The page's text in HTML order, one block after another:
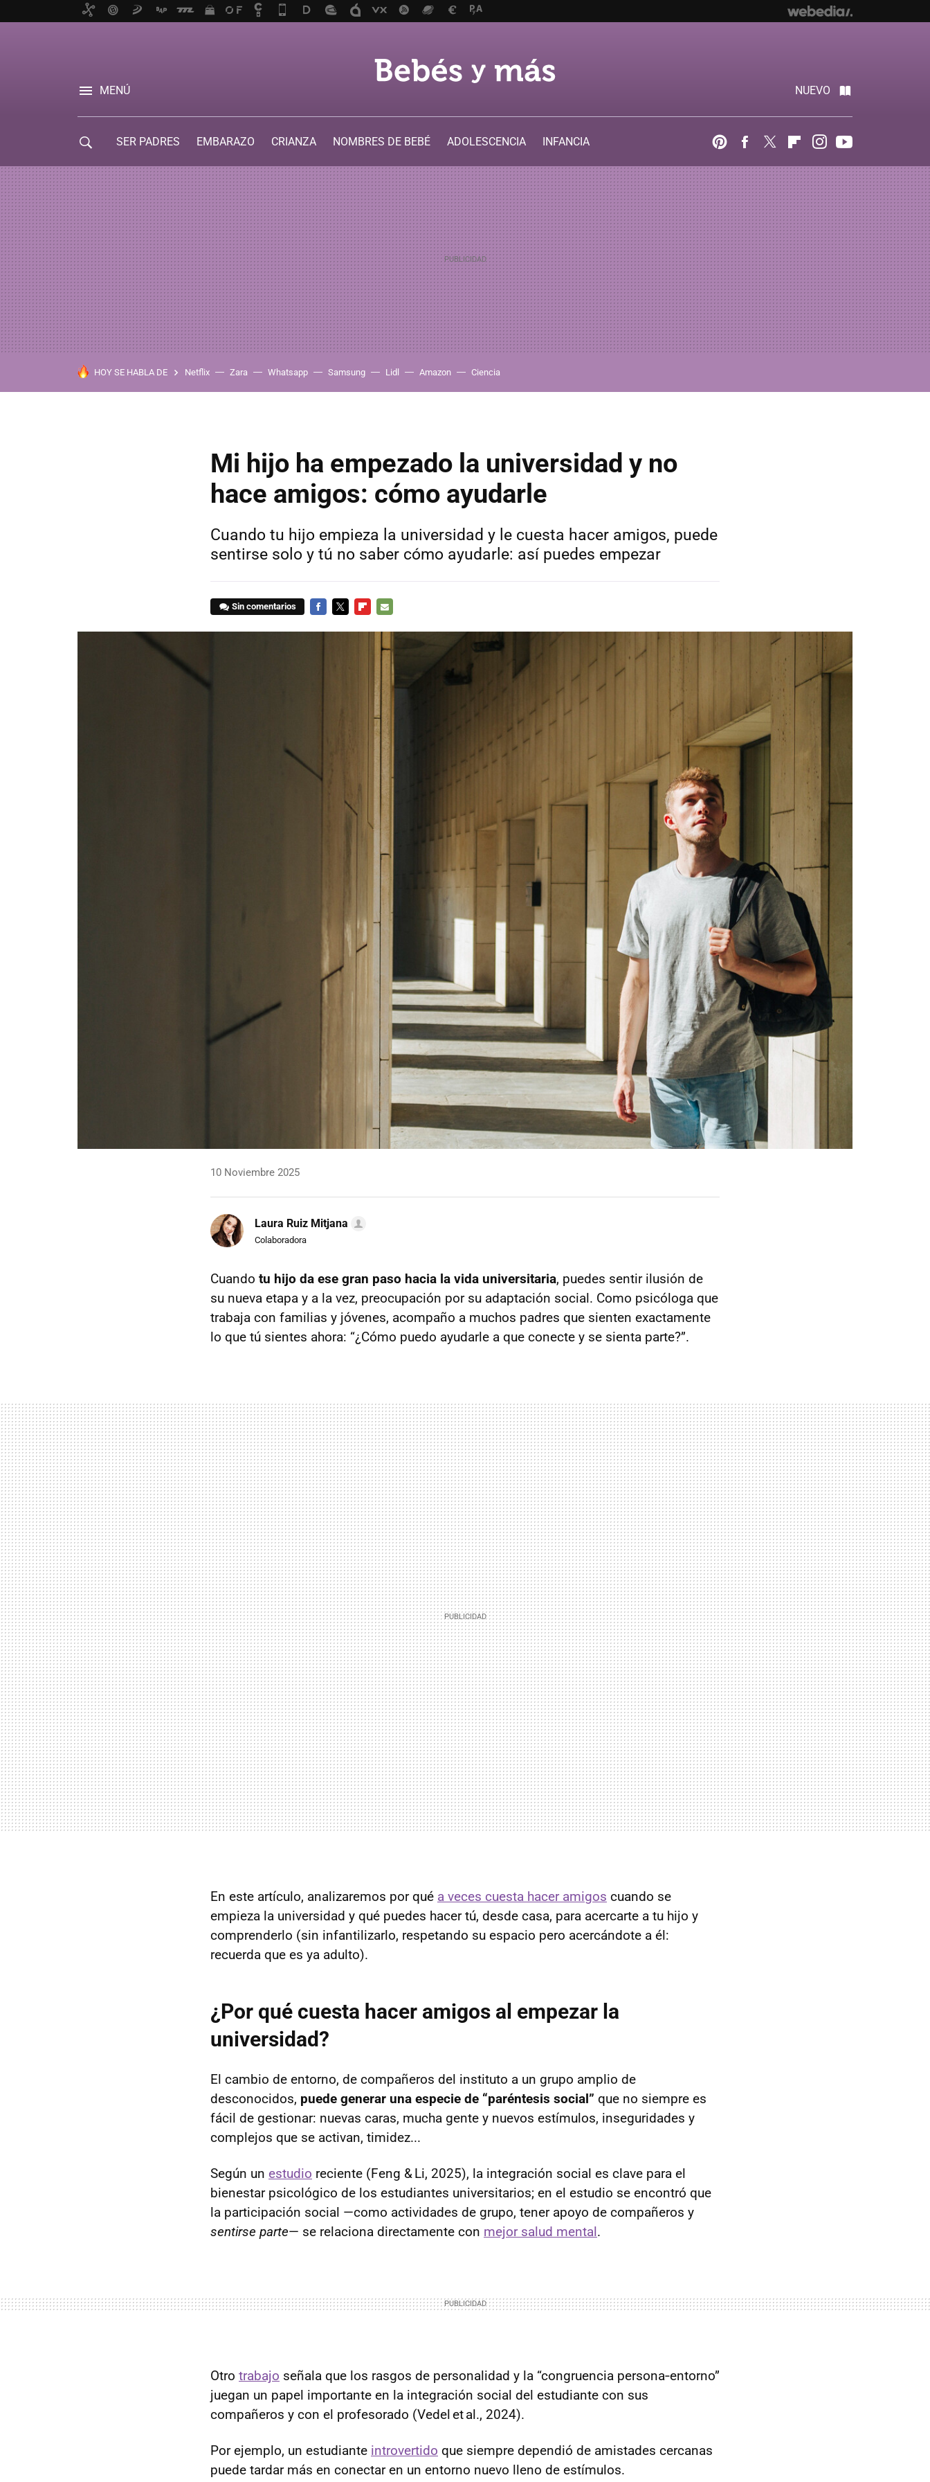
MENÚ NUEVO
SER PADRES EMBARAZO CRIANZA NOMBRES DE BEBÉ ADOLESCENCIA
INFANCIA
PinterestFacebook
Twitter FlipboardInstagram
HOY SE HABLA DE Netflix Zara Whatsapp Samsung Lidl Amazon Ciencia
Mi hijo ha empezado la universidad y no
hace amigos: cómo ayudarle
Cuando tu hijo empieza la universidad y le cuesta hacer amigos, puede
sentirse solo y tú no saber cómo ayudarle: así puedes empezar
Sin comentarios
10 Noviembre 2025
Laura Ruiz Mitjana
Colaboradora
Cuando tu hijo da ese gran paso hacia la vida universitaria, puedes sentir ilusión de
su nueva etapa y a la vez, preocupación por su adaptación social. Como psicóloga que
trabaja con familias y jóvenes, acompaño a muchos padres que sienten exactamente
lo que tú sientes ahora: “¿Cómo puedo ayudarle a que conecte y se sienta parte?”.
En este artículo, analizaremos por qué a veces cuesta hacer amigos cuando se
empieza la universidad y qué puedes hacer tú, desde casa, para acercarte a tu hijo y
comprenderlo (sin infantilizarlo, respetando su espacio pero acercándote a él:
recuerda que es ya adulto).
¿Por qué cuesta hacer amigos al empezar la
universidad?
El cambio de entorno, de compañeros del instituto a un grupo amplio de
desconocidos, puede generar una especie de “paréntesis social” que no siempre es
fácil de gestionar: nuevas caras, mucha gente y nuevos estímulos, inseguridades y
complejos que se activan, timidez...
Según un estudio reciente (Feng & Li, 2025), la integración social es clave para el
bienestar psicológico de los estudiantes universitarios; en el estudio se encontró que
la participación social —como actividades de grupo, tener apoyo de compañeros y
sentirse parte— se relaciona directamente con mejor salud mental.
Otro trabajo señala que los rasgos de personalidad y la “congruencia persona‑entorno”
juegan un papel importante en la integración social del estudiante con sus
compañeros y con el profesorado (Vedel et al., 2024).
Por ejemplo, un estudiante introvertido que siempre dependió de amistades cercanas
puede tardar más en conectar en un entorno nuevo lleno de estímulos.